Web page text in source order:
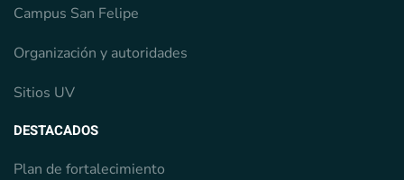
Campus San Felipe
Organización y autoridades
Sitios UV
DESTACADOS
Plan de fortalecimiento